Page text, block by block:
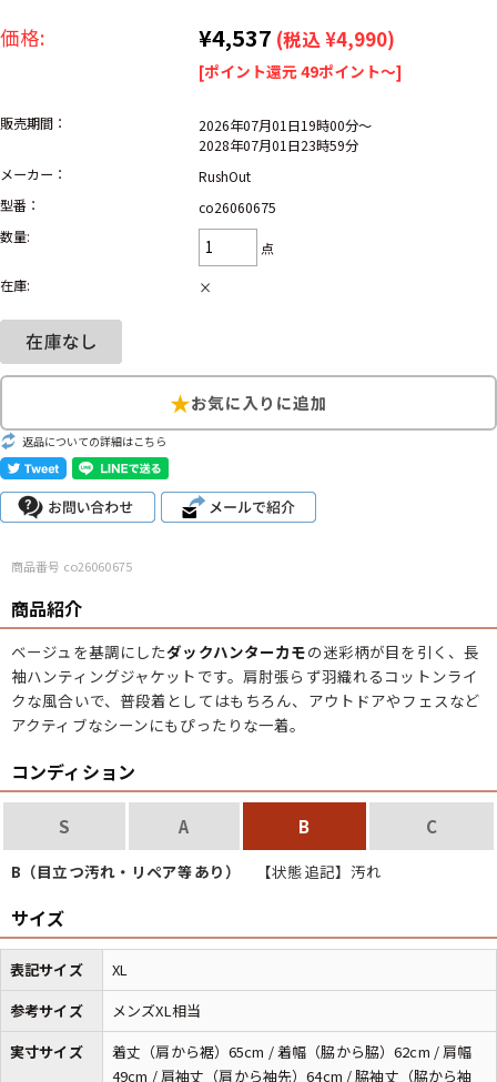
Search by Item アイテムから探す
半袖シャツ
レディース
Search by Particular
Search by Sizeサイズから探す（メンズ）
ジャケット XS S M
半袖シャツ XS S M L XL
Tシャツ XS S M L XL
W30以下 W31,W32
マニアックから探す
バンド
Tシャツ
アニメ
映画
USA製
価格: ¥4,537 (税込 ¥4,990)
[ポイント還元 49ポイント～]
販売期間：
2026年07月01日19時00分～
2028年07月01日23時59分
メーカー：
RushOut
型番：
co26060675
数量:
点
在庫:
×
返品についての詳細はこちら
商品番号 co26060675
商品紹介
ベージュを基調にしたダックハンターカモの迷彩柄が目を引く、長
袖ハンティングジャケットです。肩肘張らず羽織れるコットンライ
クな風合いで、普段着としてはもちろん、アウトドアやフェスなど
アクティブなシーンにもぴったりな一着。
コンディション
S A B C
B（目立つ汚れ・リペア等あり） 【状態追記】汚れ
サイズ
表記サイズ
XL
参考サイズ
メンズXL相当
実寸サイズ
着丈（肩から裾）65cm / 着幅（脇から脇）62cm / 肩幅
49cm / 肩袖丈（肩から袖先）64cm / 脇袖丈（脇から袖